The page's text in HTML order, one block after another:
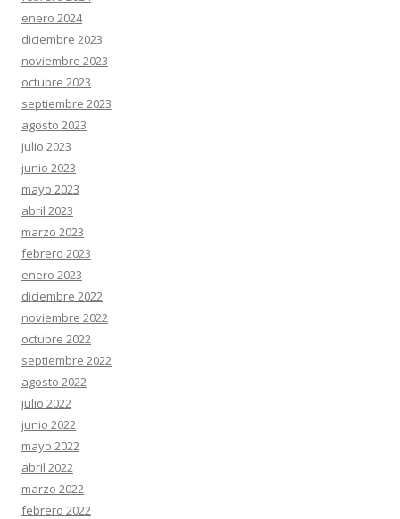
enero 2024
diciembre 2023
noviembre 2023
octubre 2023
septiembre 2023
agosto 2023
julio 2023
junio 2023
mayo 2023
abril 2023
marzo 2023
febrero 2023
enero 2023
diciembre 2022
noviembre 2022
octubre 2022
septiembre 2022
agosto 2022
julio 2022
junio 2022
mayo 2022
abril 2022
marzo 2022
febrero 2022